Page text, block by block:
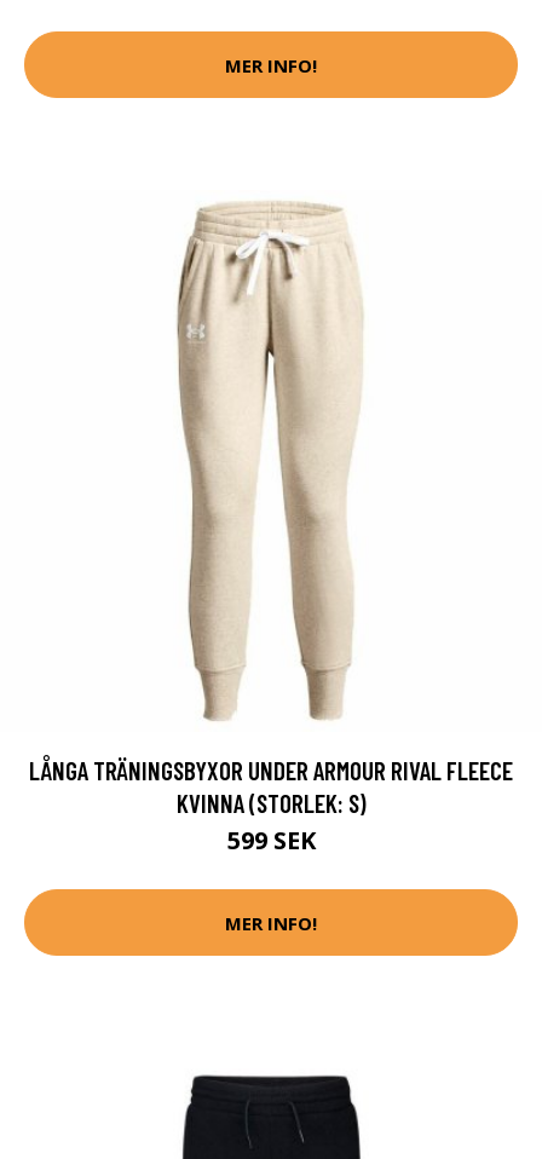
MER INFO!
LÅNGA TRÄNINGSBYXOR UNDER ARMOUR RIVAL FLEECE
KVINNA (STORLEK: S)
599 SEK
MER INFO!